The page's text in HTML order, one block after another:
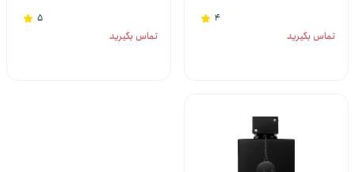
4
تماس بگیرید
5
تماس بگیرید